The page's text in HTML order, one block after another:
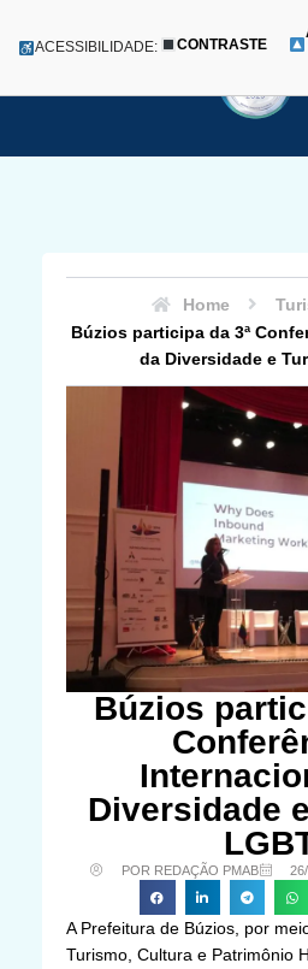
para
ACESSIBILIDADE: CONTRASTE
Home
Búzios participa da 3ª
da Diversidade e
Búzios
Diversidade
POR REDAÇÃO PMAB
A Prefeitura de Búzios, por
Turismo, Cultura e Patrimônio